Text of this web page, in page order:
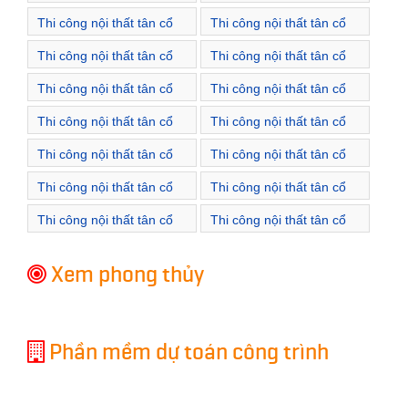
điển Xã Tân Hoà
điển Xã Tân Phú
Thi công nội thất tân cổ
điển Xã Thạch Thán
Thi công nội thất tân cổ
điển Xã Tuyết Nghĩa
Thi công nội thất tân cổ
điển Xã Yên Sơn
Thi công nội thất tân cổ
điển Xã Đông Xuân
Thi công nội thất tân cổ
điển Xã Đông Yên
Thi công nội thất tân cổ
điển Xã Đại Thành
Thi công nội thất tân cổ
điển Xã Đồng Quang
Thi công nội thất tân cổ
điển Thị trấn Phúc Thọ
Thi công nội thất tân cổ
điển Xã Cẩm Đình
Thi công nội thất tân cổ
điển Xã Hát Môn
Thi công nội thất tân cổ
điển Xã Hiệp Thuận
Thi công nội thất tân cổ
điển Xã Liên Hiệp
Thi công nội thất tân cổ
Thi công nội thất tân cổ
Xem phong thủy
Phần mềm dự toán công trình